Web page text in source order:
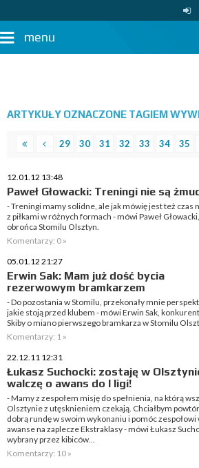
menu
ARTYKUŁY OZNACZONE TAGIEM
29 30 31 32 33 34 35
12.01.12 13:48
Paweł Głowacki: Treningi nie są
- Treningi mamy solidne, ale jak mówię jest też czas
z piłkami w różnych formach - mówi Paweł Głowacki,
obrońca Stomilu Olsztyn.
Komentarzy: 0 »
05.01.12 21:27
Erwin Sak: Mam już dość bycia
rezerwowym bramkarzem
- Do pozostania w Stomilu, przekonały mnie
jakie stoją przed klubem - mówi Erwin Sak,
Skiby o miano pierwszego bramkarza w Stomilu
Komentarzy: 1 »
22.12.11 12:31
Łukasz Suchocki: zostaję w
walczę o awans do I ligi!
- Mamy z zespołem misję do spełnienia, na którą
Olsztynie z utęsknieniem czekają. Chciałbym
dobrą rundę w swoim wykonaniu i pomóc zespołowi
awanse na zaplecze Ekstraklasy - mówi Łukasz
wybrany przez kibiców...
Komentarzy: 10 »